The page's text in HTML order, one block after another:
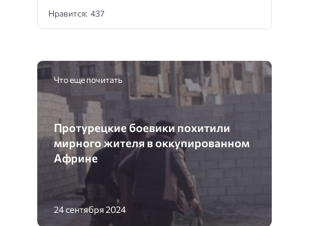
Нравится: 437
Что еще почитать
Протурецкие боевики похитили
мирного жителя в оккупированном
Африне
24 сентября 2024